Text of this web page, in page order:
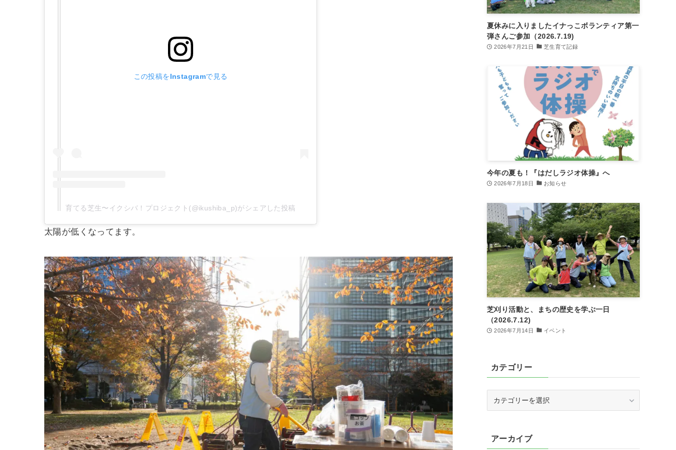
この投稿をInstagramで見る
育てる芝生〜イクシバ！プロジェクト(@ikushiba_p)がシェアした投稿
太陽が低くなってます。
夏休みに入りましたイナっこボランティア第一
弾さんご参加（2026.7.19)
2026年7月21日 芝生育て記録
今年の夏も！『はだしラジオ体操』へ
2026年7月18日 お知らせ
芝刈り活動と、まちの歴史を学ぶ一日
（2026.7.12)
2026年7月14日 イベント
カテゴリー
ーアーカイブ